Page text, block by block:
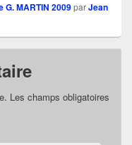
G. MARTIN 2009parJean
Les champs obligatoires